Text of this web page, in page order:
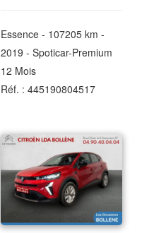
Essence - 107205 km -
2019 - Spoticar-Premium
12 Mois
Réf. : 445190804517